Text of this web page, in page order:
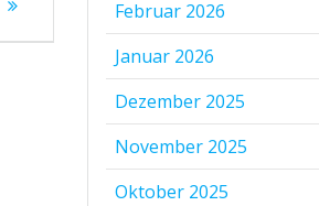
Februar 2026
Januar 2026
Dezember 2025
November 2025
Oktober 2025